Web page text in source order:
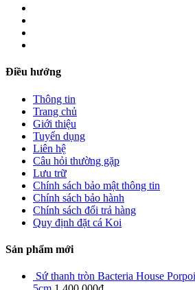
Điều hướng
Thông tin
Trang chủ
Giới thiệu
Tuyển dụng
Liên hệ
Câu hỏi thường gặp
Lưu trữ
Chính sách bảo mật thông tin
Chính sách bảo hành
Chính sách đổi trả hàng
Quy định đặt cá Koi
Sản phẩm mới
Sứ thanh tròn Bacteria House